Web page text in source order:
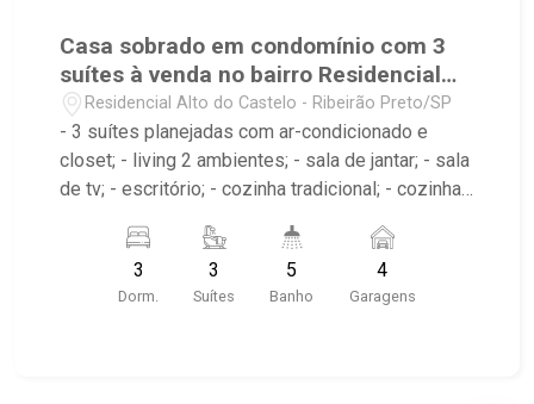
Casa sobrado em condomínio com 3
suítes à venda no bairro Residencial
Alto do Castelo
Residencial Alto do Castelo - Ribeirão Preto/SP
- 3 suítes planejadas com ar-condicionado e
closet; - living 2 ambientes; - sala de jantar; - sala
de tv; - escritório; - cozinha tradicional; - cozinha
sacada; - varanda; - piscina com hidro e cascata; -
corredor lateral; - 5 banheiros com armários e
box; - lavabo; - área de serviço; - 4 vagas de
3
Dorm.
3
Suítes
5
Banho
4
Garagens